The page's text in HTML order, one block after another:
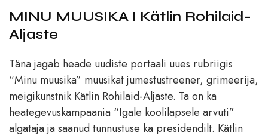
MINU MUUSIKA I Kätlin Rohilaid-
Aljaste
Täna jagab heade uudiste portaali uues rubriigis
“Minu muusika” muusikat jumestustreener, grimeerija,
meigikunstnik Kätlin Rohilaid-Aljaste. Ta on ka
heategevuskampaania “Igale koolilapsele arvuti”
algataja ja saanud tunnustuse ka presidendilt. Kätlin